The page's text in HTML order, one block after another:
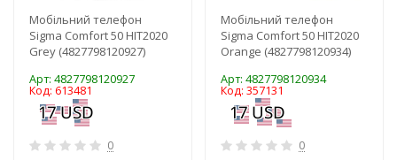
Мобільний телефон
Sigma Comfort 50 HIT2020
Grey (4827798120927)
Арт: 4827798120927
Код: 613481
0
Мобільний телефон
Sigma Comfort 50 HIT2020
Оrange (4827798120934)
Арт: 4827798120934
Код: 357131
0